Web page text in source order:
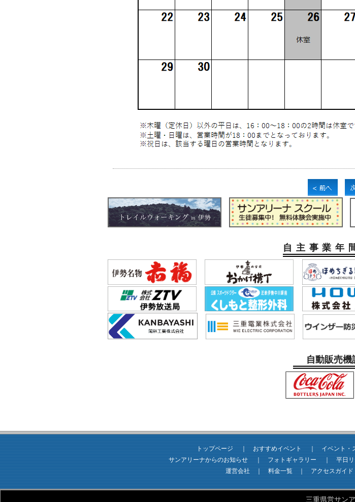
自主事業年
自動販売
トップページ ｜ おすすめイベント ｜ イベント・
サンアリーナからのお知らせ｜ フォトギャラリー ｜ 平日
運営会社 ｜ 料金一覧 ｜ アクセスガイド
三重県営サン